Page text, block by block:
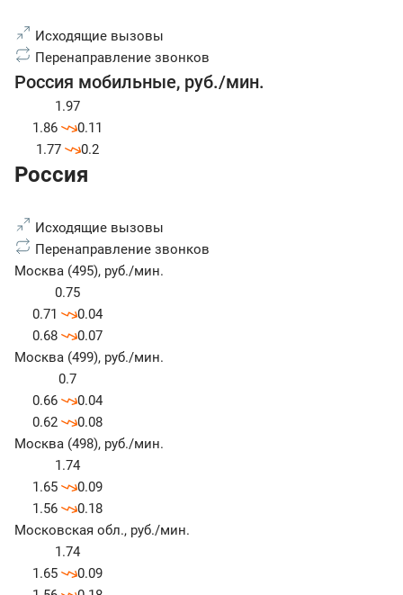
Исходящие вызовы
Перенаправление звонков
Россия мобильные, руб./мин.
1.97
1.86
0.11
1.77
0.2
Россия
Исходящие вызовы
Перенаправление звонков
Москва (495), руб./мин.
0.75
0.71
0.04
0.68
0.07
Москва (499), руб./мин.
0.7
0.66
0.04
0.62
0.08
Москва (498), руб./мин.
1.74
1.65
0.09
1.56
0.18
Московская обл., руб./мин.
1.74
1.65
0.09